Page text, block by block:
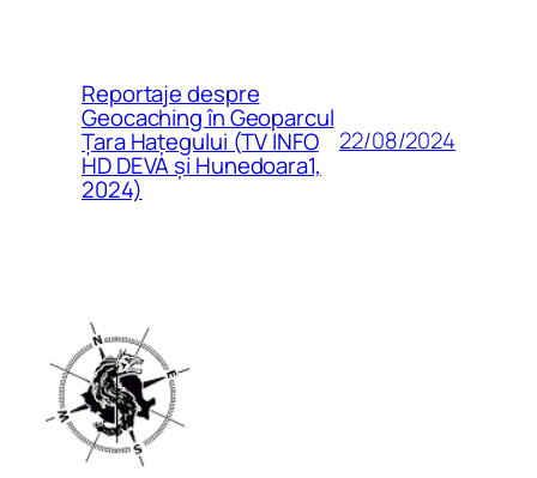
Reportaje despre
Geocaching în Geoparcul
Țara Hațegului (TV INFO
HD DEVA și Hunedoara1,
2024)
22/08/2024